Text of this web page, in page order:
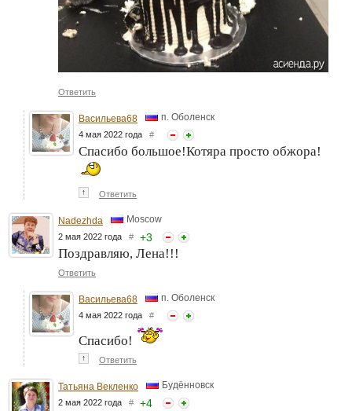
Ответить
Васильева68 п. Оболенск
4 мая 2022 года #
Спасибо большое!Котяра просто обжора!
↑ Ответить
Nadezhda Moscow
2 мая 2022 года # +3
Поздравляю, Лена!!!
Ответить
Васильева68 п. Оболенск
4 мая 2022 года #
Спасибо!
↑ Ответить
Татьяна Векленко Будённовск
2 мая 2022 года # +4